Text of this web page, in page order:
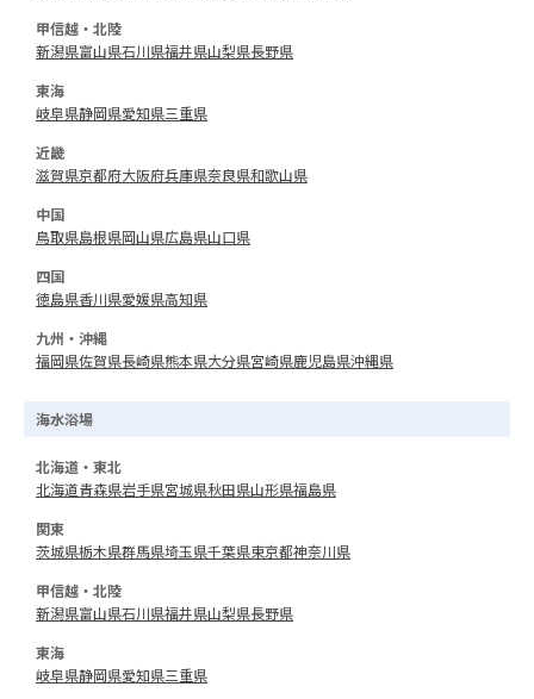
甲信越・北陸
新潟県富山県石川県福井県山梨県長野県
東海
岐阜県静岡県愛知県三重県
近畿
滋賀県京都府大阪府兵庫県奈良県和歌山県
中国
鳥取県島根県岡山県広島県山口県
四国
徳島県香川県愛媛県高知県
九州・沖縄
福岡県佐賀県長崎県熊本県大分県宮崎県鹿児島県沖縄県
海水浴場
北海道・東北
北海道青森県岩手県宮城県秋田県山形県福島県
関東
茨城県栃木県群馬県埼玉県千葉県東京都神奈川県
甲信越・北陸
新潟県富山県石川県福井県山梨県長野県
東海
岐阜県静岡県愛知県三重県